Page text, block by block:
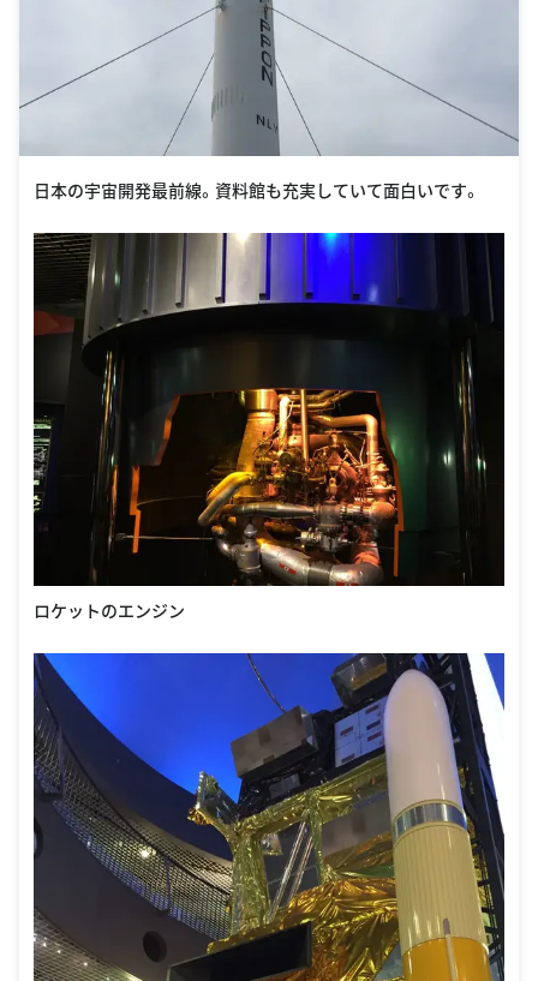
日本の宇宙開発最前線。資料館も充実していて面白いです。
ロケットのエンジン